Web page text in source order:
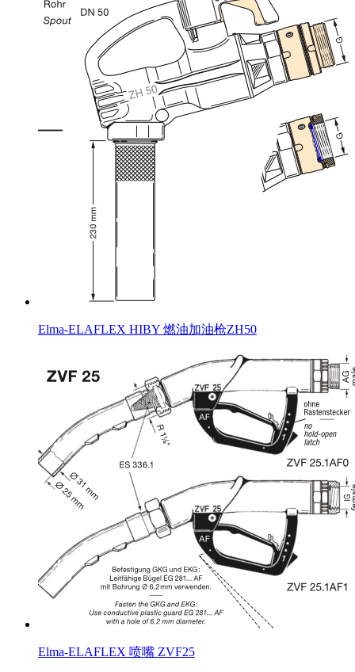
Elma-ELAFLEX HIBY 燃油加油枪ZH50
Elma-ELAFLEX 喷嘴 ZVF25